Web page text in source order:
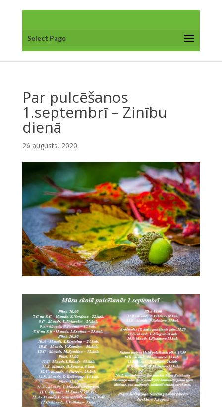
Select Page
Par pulcēšanos
1.septembrī – Zinību
dienā
26 augusts, 2020